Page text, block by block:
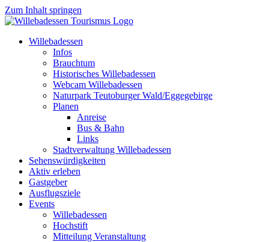
Zum Inhalt springen
Willebadessen
Infos
Brauchtum
Historisches Willebadessen
Webcam Willebadessen
Naturpark Teutoburger Wald/Eggegebirge
Planen
Anreise
Bus & Bahn
Links
Stadtverwaltung Willebadessen
Sehenswürdigkeiten
Aktiv erleben
Gastgeber
Ausflugsziele
Events
Willebadessen
Hochstift
Mitteilung Veranstaltung